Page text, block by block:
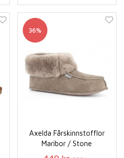
36%
Axelda Fårskinnstofflor
Maribor / Stone